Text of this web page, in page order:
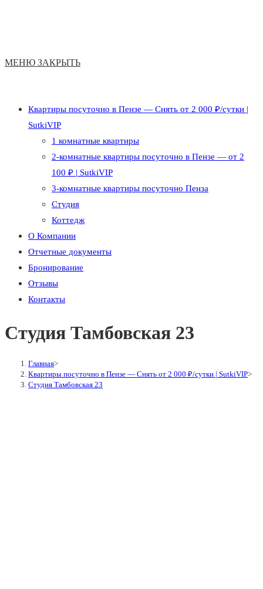
МЕНЮ ЗАКРЫТЬ
Квартиры посуточно в Пензе — Снять от 2 000 ₽/сутки |
SutkiVIP
1 комнатные квартиры
2-комнатные квартиры посуточно в Пензе — от 2
100 ₽ | SutkiVIP
3-комнатные квартиры посуточно Пенза
Студия
Коттедж
О Компании
Отчетные документы
Бронирование
Отзывы
Контакты
Студия Тамбовская 23
Главная>
Квартиры посуточно в Пензе — Снять от 2 000 ₽/сутки | SutkiVIP>
Студия Тамбовская 23